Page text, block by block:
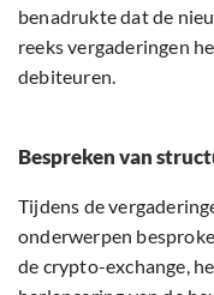
benadrukte dat de
reeks vergaderingen
debiteuren.
Bespreken van
Tijdens de
onderwerpen
de crypto-exchange,